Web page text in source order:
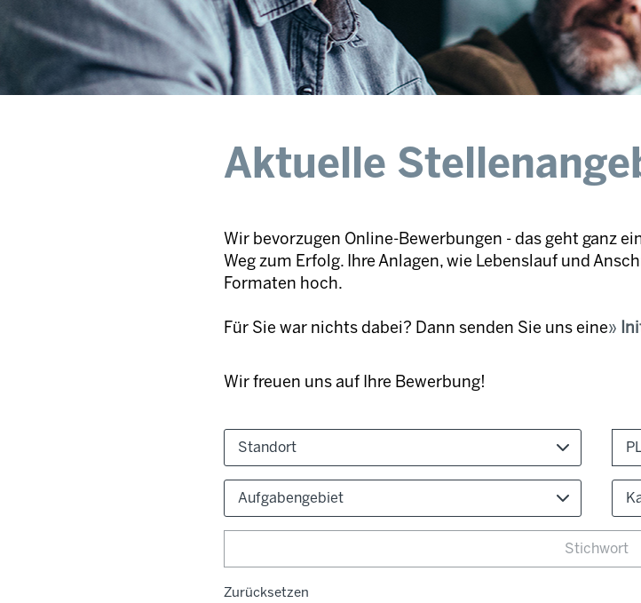
Aktuelle
Wir bevorzugen Online-Bewerbungen - das geht ganz
Weg zum Erfolg. Ihre Anlagen, wie Lebenslauf und
Formaten hoch.
Für Sie war nichts dabei? Dann senden Sie uns eine
Wir freuen uns auf Ihre Bewerbung!
Standort
Aufgabengebiet
Zurücksetzen